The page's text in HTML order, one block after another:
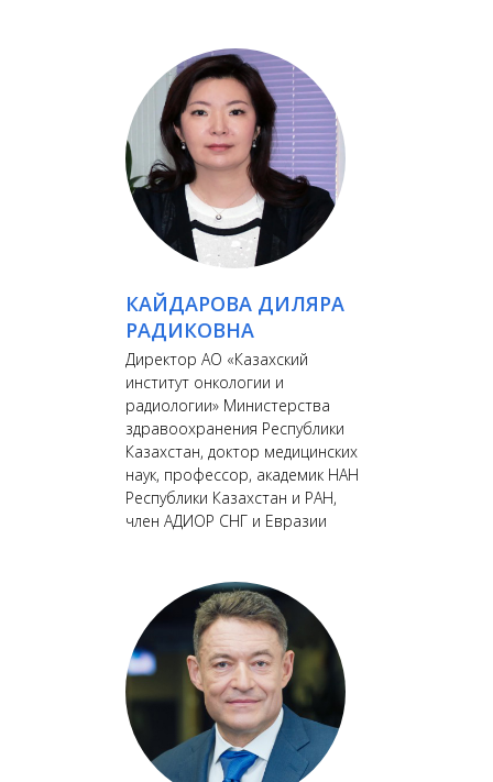
КАЙДАРОВА ДИЛЯРА
РАДИКОВНА
Директор АО «Казахский
институт онкологии и
радиологии» Министерства
здравоохранения Республики
Казахстан, доктор медицинских
наук, профессор, академик НАН
Республики Казахстан и РАН,
член АДИОР СНГ и Евразии